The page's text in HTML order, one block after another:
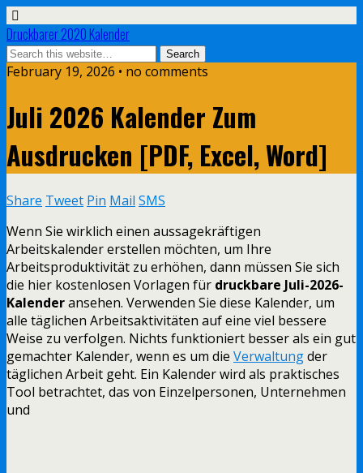
Druckbarer 2020 Kalender
February 19, 2026 • no comments
Juli 2026 Kalender Zum
Ausdrucken [PDF, Excel, Word]
Share Tweet Pin Mail SMS
Wenn Sie wirklich einen aussagekräftigen
Arbeitskalender erstellen möchten, um Ihre
Arbeitsproduktivität zu erhöhen, dann müssen Sie sich
die hier kostenlosen Vorlagen für druckbare Juli-2026-
Kalenderansehen. Verwenden Sie diese Kalender, um
alle täglichen Arbeitsaktivitäten auf eine viel bessere
Weise zu verfolgen. Nichts funktioniert besser als ein gut
gemachter Kalender, wenn es um die Verwaltungder
täglichen Arbeit geht. Ein Kalender wird als praktisches
Tool betrachtet, das von Einzelpersonen, Unternehmen
und